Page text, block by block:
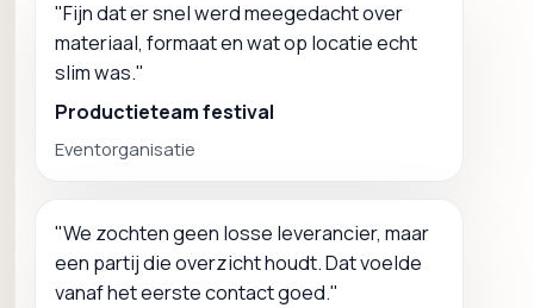
"Fijn dat er snel werd meegedacht over
materiaal, formaat en wat op locatie echt
slim was."
Productieteam festival
Eventorganisatie
"We zochten geen losse leverancier, maar
een partij die overzicht houdt. Dat voelde
vanaf het eerste contact goed."